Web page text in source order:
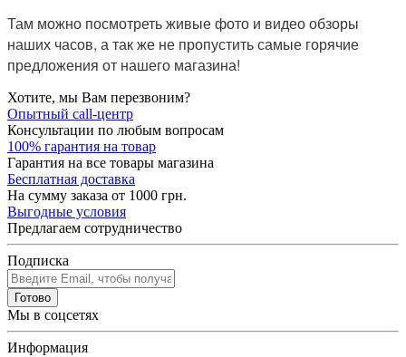
Там можно посмотреть живые фото и видео обзоры
наших часов, а так же не пропустить самые горячие
предложения от нашего магазина!
Хотите, мы Вам перезвоним?
Опытный call-центр
Консультации по любым вопросам
100% гарантия на товар
Гарантия на все товары магазина
Бесплатная доставка
На сумму заказа от 1000 грн.
Выгодные условия
Предлагаем сотрудничество
Подписка
Готово
Мы в соцсетях
Информация